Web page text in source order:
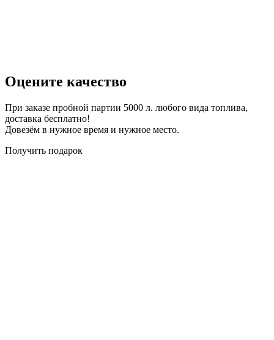
Оцените качество
При заказе пробной партии 5000 л. любого вида топлива,
доставка бесплатно!
Довезём в нужное время и нужное место.
Получить подарок